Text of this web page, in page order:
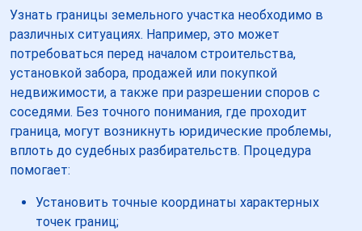
Узнать границы земельного участка необходимо в
различных ситуациях. Например, это может
потребоваться перед началом строительства,
установкой забора, продажей или покупкой
недвижимости, а также при разрешении споров с
соседями. Без точного понимания, где проходит
граница, могут возникнуть юридические проблемы,
вплоть до судебных разбирательств. Процедура
помогает:
Установить точные координаты характерных
точек границ;